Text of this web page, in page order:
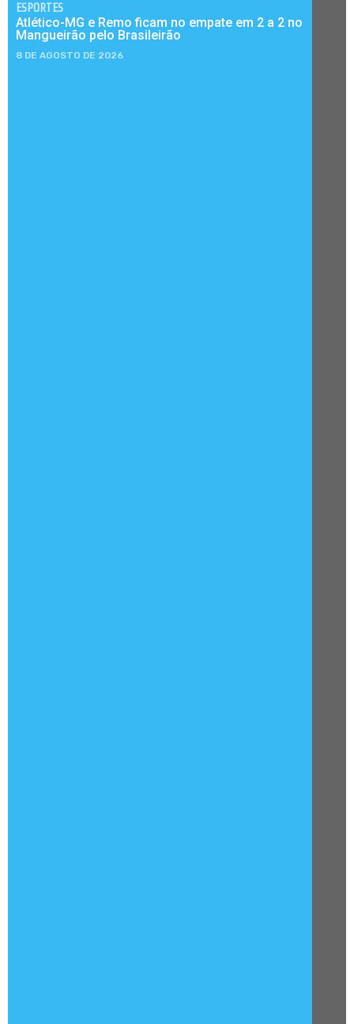
ESPORTES
Atlético-MG e Remo ficam no empate em 2 a 2 no
Mangueirão pelo Brasileirão
8 DE AGOSTO DE 2026